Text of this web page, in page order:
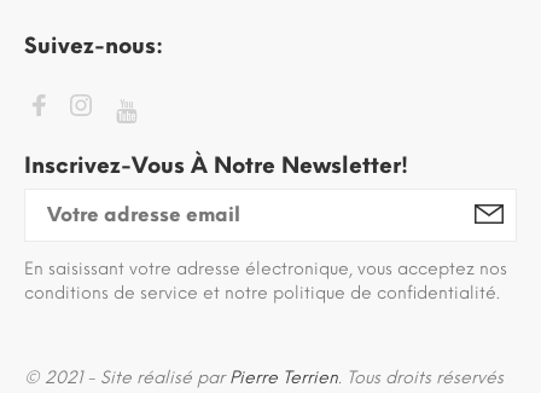
Suivez-nous:
Inscrivez-Vous À Notre Newsletter!
En saisissant votre adresse électronique, vous acceptez nos
conditions de service et notre politique de confidentialité.
© 2021 - Site réalisé parPierre Terrien. Tous droits réservés